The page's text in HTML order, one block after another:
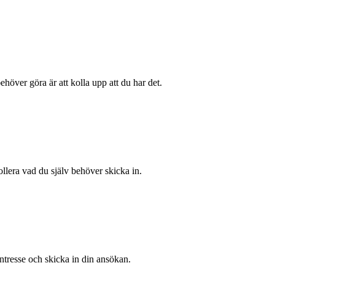
göra är att kolla upp att du har det.
vad du själv behöver skicka in.
och skicka in din ansökan.